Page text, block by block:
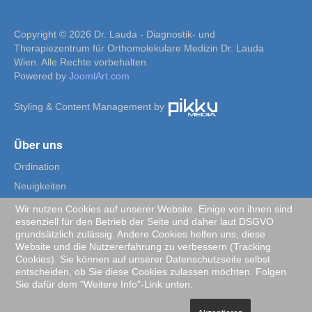
Copyright © 2026 Dr. Lauda - Diagnostik- und
Therapiezentrum für Orthomolekulare Medizin Dr. Lauda
Wien. Alle Rechte vorbehalten.
Powered by JoomlArt.com
Styling & Content Management by
Über uns
Ordination
Neuigkeiten
Team
Informationen
Impressum & AGB
Datenschutz
Kontakt
Wir nutzen Cookies auf unserer Website. Einige von ihnen sind
essenziell für den Betrieb der Seite und daher laut DSGVO
grundsätzlich zulässig. Andere Cookies helfen uns, diese
Website und die Nutzererfahrung zu verbessern (Tracking
Cookies). Sie können auf unserer Datenschutzseite selbst
entscheiden, ob Sie diese Cookies zulassen möchten. Folgen
Sie dafür dem "Weitere Info"-Link unten.